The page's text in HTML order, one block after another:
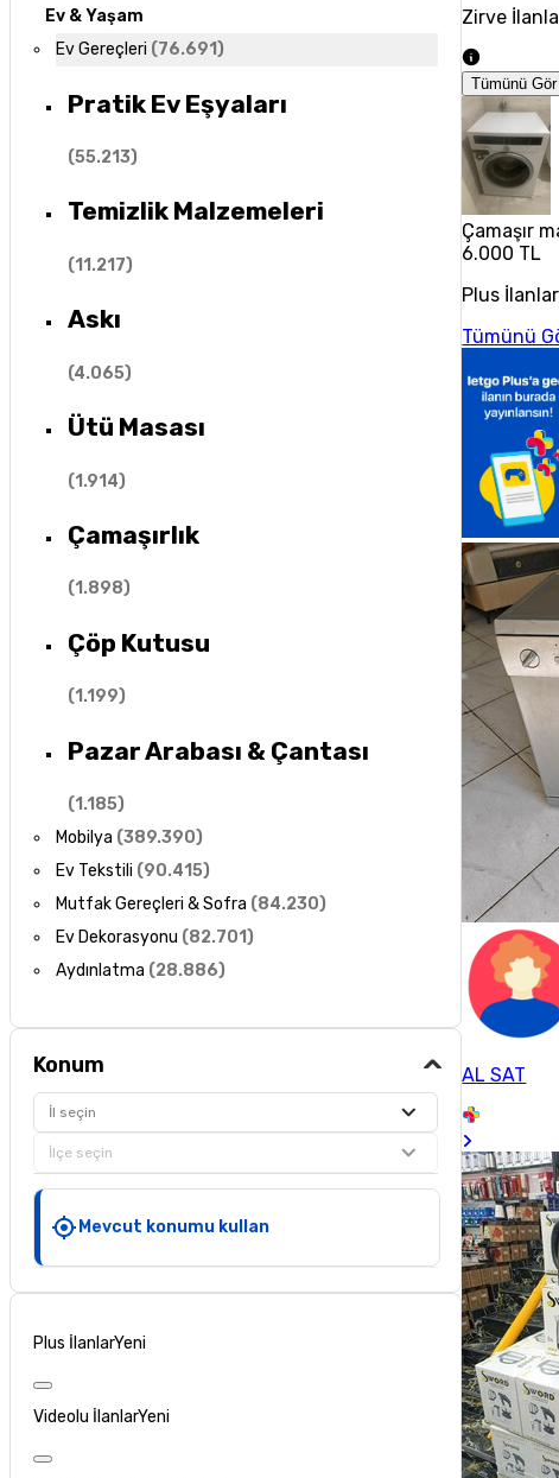
Ev & Yaşam
Ev Gereçleri (76.691)
Pratik Ev Eşyaları
(55.213)
Temizlik Malzemeleri
(11.217)
Askı
(4.065)
Ütü Masası
(1.914)
Çamaşırlık
(1.898)
Çöp Kutusu
(1.199)
Pazar Arabası & Çantası
(1.185)
Mobilya (389.390)
Ev Tekstili (90.415)
Mutfak Gereçleri & Sofra (84.230)
Ev Dekorasyonu (82.701)
Aydınlatma (28.886)
Konum
İl seçin
İlçe seçin
Mevcut konumu kullan
Plus İlanlarYeni
Videolu İlanlarYeni
Zirve
Tümünü Gör
Çamaşır
6.000 TL
Plus İlanlar
Tümünü
AL SAT